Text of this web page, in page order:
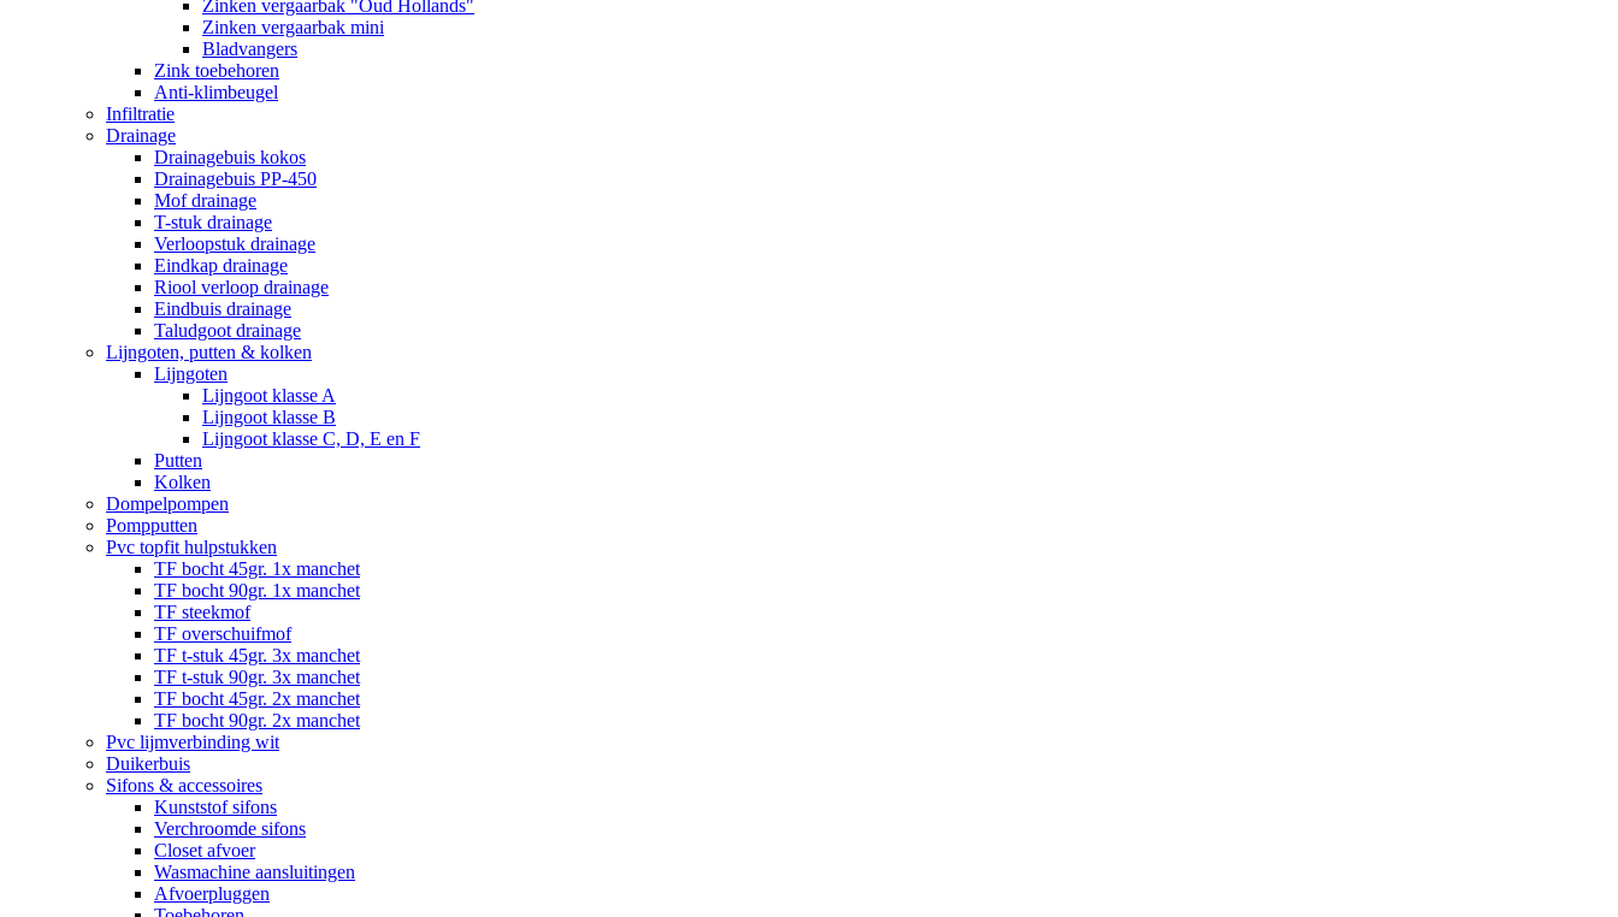
Zinken vergaarbak "Oud Hollands"
Zinken vergaarbak mini
Bladvangers
Zink toebehoren
Anti-klimbeugel
Infiltratie
Drainage
Drainagebuis kokos
Drainagebuis PP-450
Mof drainage
T-stuk drainage
Verloopstuk drainage
Eindkap drainage
Riool verloop drainage
Eindbuis drainage
Taludgoot drainage
Lijngoten, putten & kolken
Lijngoten
Lijngoot klasse A
Lijngoot klasse B
Lijngoot klasse C, D, E en F
Putten
Kolken
Dompelpompen
Pompputten
Pvc topfit hulpstukken
TF bocht 45gr. 1x manchet
TF bocht 90gr. 1x manchet
TF steekmof
TF overschuifmof
TF t-stuk 45gr. 3x manchet
TF t-stuk 90gr. 3x manchet
TF bocht 45gr. 2x manchet
TF bocht 90gr. 2x manchet
Pvc lijmverbinding wit
Duikerbuis
Sifons & accessoires
Kunststof sifons
Verchroomde sifons
Closet afvoer
Wasmachine aansluitingen
Afvoerpluggen